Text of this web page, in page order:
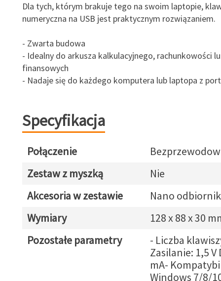
Dla tych, którym brakuje tego na swoim laptopie,
numeryczna na USB jest praktycznym rozwiązaniem.
- Zwarta budowa
- Idealny do arkusza kalkulacyjnego, rachunkowości
finansowych
- Nadaje się do każdego komputera lub laptopa z
Specyfikacja
Połączenie
Zestaw z myszką
Nie
Akcesoria w zestawie
Nano
Wymiary
128 x 88 x 30
Pozostałe parametry
- Liczba
Zasilanie: 1,5 V
mA-
Windows 7/8/